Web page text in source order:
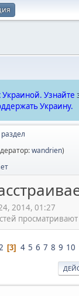
Узнайте
Украину.
wandrien)
2014, 01:27
просматривают
3 4 5 6 7 8 9 10